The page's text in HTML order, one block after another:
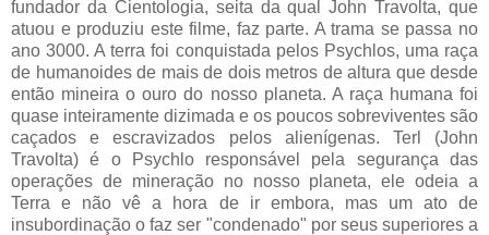
fundador da Cientologia, seita da qual John Travolta, que
atuou e produziu este filme, faz parte. A trama se passa no
ano 3000. A terra foi conquistada pelos Psychlos, uma raça
de humanoides de mais de dois metros de altura que desde
então mineira o ouro do nosso planeta. A raça humana foi
quase inteiramente dizimada e os poucos sobreviventes são
caçados e escravizados pelos alienígenas. Terl (John
Travolta) é o Psychlo responsável pela segurança das
operações de mineração no nosso planeta, ele odeia a
Terra e não vê a hora de ir embora, mas um ato de
insubordinação o faz ser "condenado" por seus superiores a